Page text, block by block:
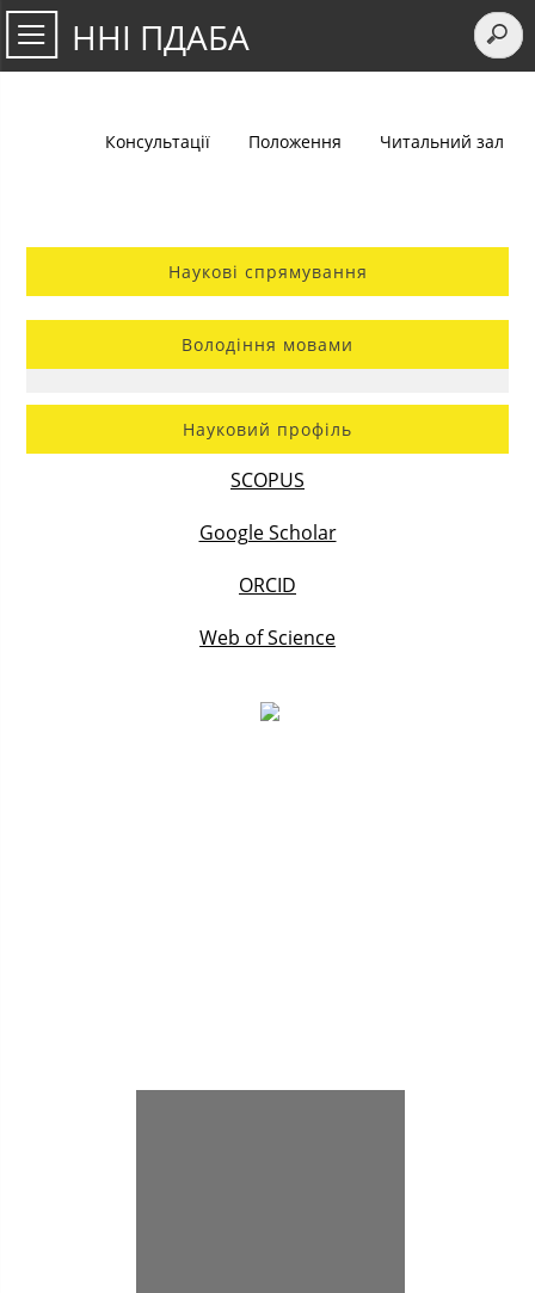
ННІ ПДАБА
Консультації Положення Читальний зал
Наукові спрямування
Володіння мовами
Науковий профіль
SCOPUS
Google Scholar
ORCID
Web of Science